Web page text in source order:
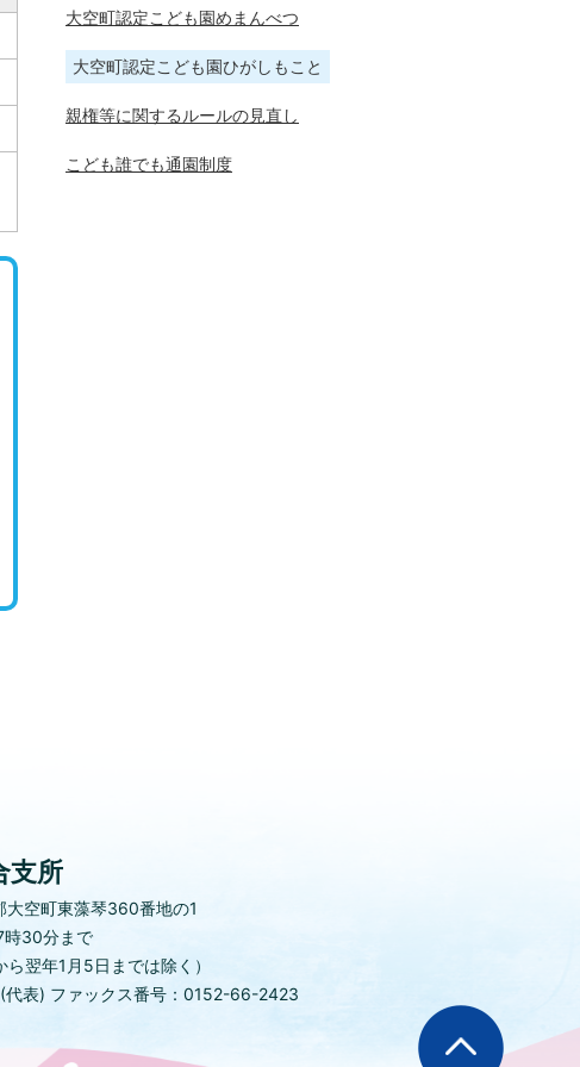
大空町認定こども園めまんべつ
大空町認定こども園ひがしもこと
親権等に関するルールの見直し
こども誰でも通園制度
支所
大空町東藻琴360番地の1
時30分まで
ら翌年1月5日までは除く）
代表) ファックス番号：0152-66-2423